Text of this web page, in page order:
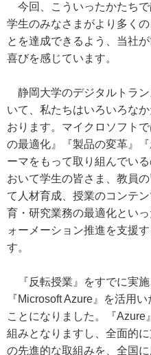
今回、こういったかたちで
学生のみなさまがより多く
とを達成できるよう、当社
喜びを感じています。
静岡大学のデジタルトラ
いて、私たちはいろいろな
おります。マイクロソフト
の最適化』『製品の変革』
ーマをもって取り組んでい
おいて学生の皆さま、教員
て人材育成、授業のコンテ
育・研究業務の最適化とい
ォーメーション推進を支援
す。
『反転授業』をすでに実施
『Microsoft Azure』を活用
ことになりました。『Azure
組みとなりますし、全面的
の先進的な取組みを、全国